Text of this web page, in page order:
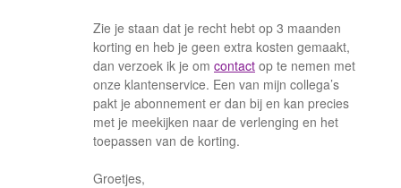
Zie je staan dat je recht hebt op 3 maanden
korting en heb je geen extra kosten gemaakt,
dan verzoek ik je om contact op te nemen met
onze klantenservice. Een van mijn collega’s
pakt je abonnement er dan bij en kan precies
met je meekijken naar de verlenging en het
toepassen van de korting.
Groetjes,